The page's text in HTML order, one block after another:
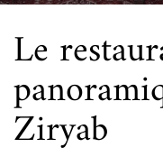
Le
Ziryab